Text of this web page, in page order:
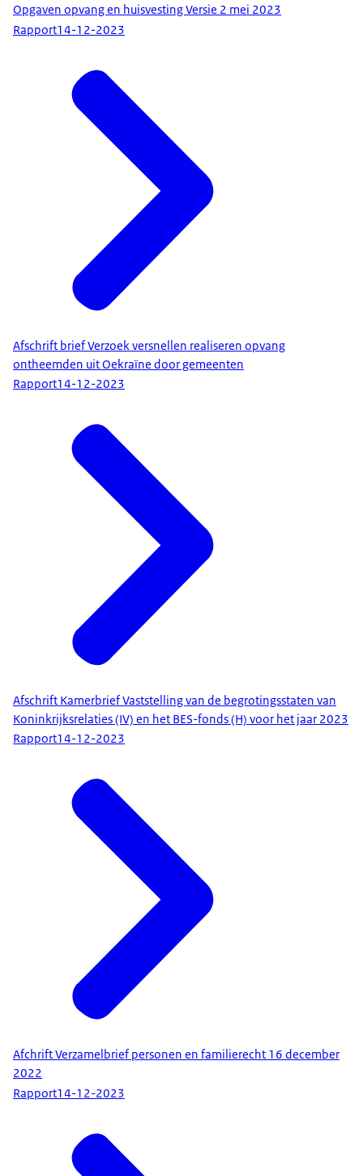
Opgaven opvang en huisvesting Versie 2 mei 2023
Rapport14-12-2023
Afschrift brief Verzoek versnellen realiseren opvang
ontheemden uit Oekraïne door gemeenten
Rapport14-12-2023
Afschrift Kamerbrief Vaststelling van de begrotingsstaten van
Koninkrijksrelaties (IV) en het BES-fonds (H) voor het jaar 2023
Rapport14-12-2023
Afchrift Verzamelbrief personen en familierecht 16 december
2022
Rapport14-12-2023